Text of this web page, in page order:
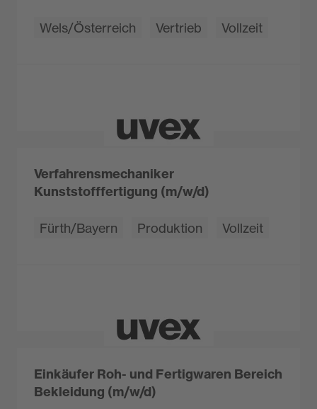
Wels/Österreich Vertrieb Vollzeit
Verfahrensmechaniker
Kunststofffertigung (m/w/d)
Fürth/Bayern Produktion Vollzeit
Einkäufer Roh- und Fertigwaren Bereich
Bekleidung (m/w/d)